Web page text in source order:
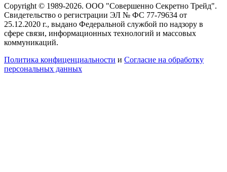
Copyright © 1989-2026. ООО "Совершенно Секретно Трейд".
Свидетельство о регистрации ЭЛ № ФС 77-79634 от
25.12.2020 г., выдано Федеральной службой по надзору в
сфере связи, информационных технологий и массовых
коммуникаций.
Политика конфиценциальности и Согласие на обработку
персональных данных